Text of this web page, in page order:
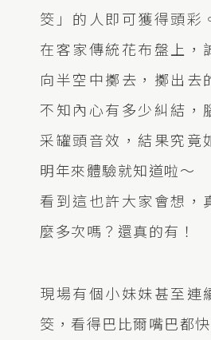
筊」的人即可獲得頭彩
在客家傳統花布盤上，
向半空中擲去，擲出去
不知內心有多少糾結，
采罐頭音效，結果究竟
明年來體驗就知道啦～
看到這也許大家會想，
麼多次嗎？還真的有！
現場有個小妹妹甚至連
筊，看得巴比爾嘴巴都